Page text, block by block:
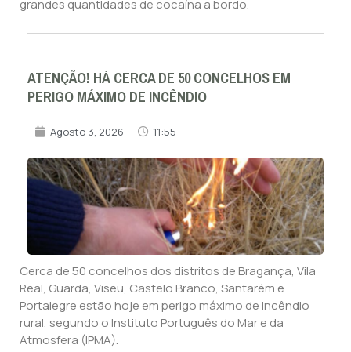
grandes quantidades de cocaína a bordo.
ATENÇÃO! HÁ CERCA DE 50 CONCELHOS EM
PERIGO MÁXIMO DE INCÊNDIO
Agosto 3, 2026 11:55
Cerca de 50 concelhos dos distritos de Bragança, Vila
Real, Guarda, Viseu, Castelo Branco, Santarém e
Portalegre estão hoje em perigo máximo de incêndio
rural, segundo o Instituto Português do Mar e da
Atmosfera (IPMA).